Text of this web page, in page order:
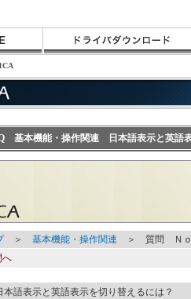
基本機能・操作関連 日本語表示と英語
＞ 基本機能・操作関連 ＞ 質問 Ｎｏ
へ
本語表示と英語表示を切り替えるには？